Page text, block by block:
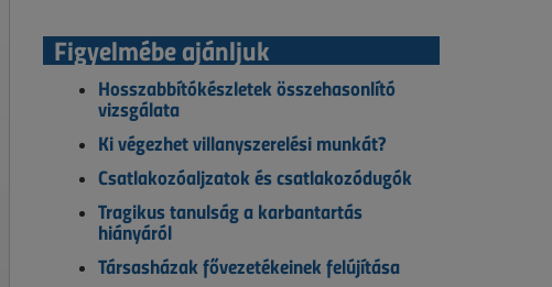
Figyelmébe ajánljuk
Hosszabbítókészletek összehasonlító
vizsgálata
Ki végezhet villanyszerelési munkát?
Csatlakozóaljzatok és csatlakozódugók
Tragikus tanulság a karbantartás
hiányáról
Társasházak fővezetékeinek felújítása